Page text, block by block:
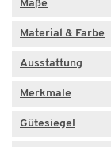
Maße
Material & Farbe
Ausstattung
Merkmale
Gütesiegel